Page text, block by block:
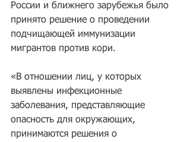
России и ближнего зарубежья было
принято решение о проведении
подчищающей иммунизации
мигрантов против кори.
«В отношении лиц, у которых
выявлены инфекционные
заболевания, представляющие
опасность для окружающих,
принимаются решения о